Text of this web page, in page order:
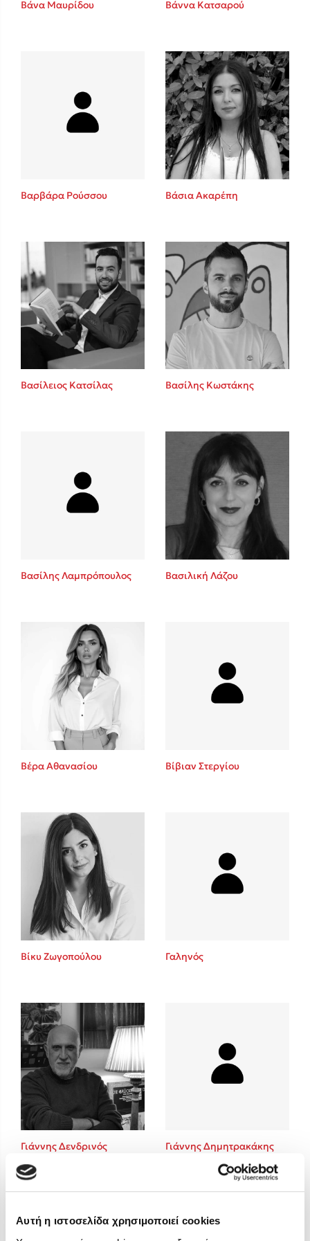
Αυτή η ιστοσελίδα χρησιμοποιεί cookies
Sebastian Fitzek
Playlist
Το λεξικό της ζωής σου
Κώστας Κρομμύδας
Ιωάννης Γλωσσόπουλος
Ένας γίγαντας στο σχολείο
Δανάη Δεληγεώργη
Mel Robbins
Η μέθοδος Αφήστε τους
Δημοφιλείς Συγγραφείς
Φυστίκι ΠουΚυλάει
Παύλος Καστανάς
El Sombrero
Στέφανος Ξενάκης
Sebastian Fitzek
Κατρίνα Τσάνταλη
Lucinda Riley
Mimi Matthews
Benzamin Bécue
Rebecca Yarros
Teo Benedetti
Τζένη Κουτσοδημητροπούλου
Ali Hazelwood
Cori Doerrfeld
Pierdomenico Baccalario
Δανάη Ιμπραχήμ
Βάνα Μαυρίδου Βάννα Κατσαρού
Βαρβάρα Ρούσσου Βάσια Ακαρέπη
Βασίλειος Κατσίλας Βασίλης Κωστάκης
Βασίλης Λαμπρόπουλος Βασιλική Λάζου
Βέρα Αθανασίου Βίβιαν Στεργίου
Βίκυ Ζωγοπούλου Γαληνός
Γιάννης Δενδρινός Γιάννης Δημητρακάκης